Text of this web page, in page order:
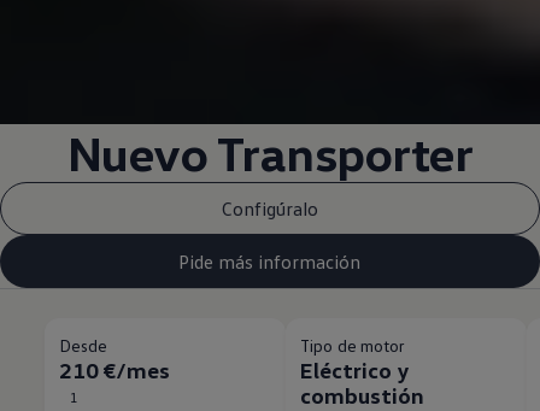
NuevoTransporter
Configúralo
Pide más información
Desde
210 €/mes
1
Tipo de motor
Eléctrico y
combustión